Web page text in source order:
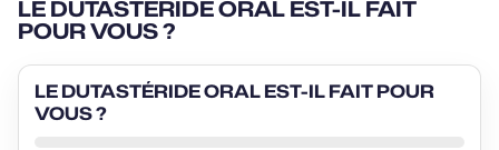
LE DUTASTÉRIDE ORAL EST-IL FAIT
POUR VOUS ?
LE DUTASTÉRIDE ORAL EST-IL FAIT POUR
VOUS ?